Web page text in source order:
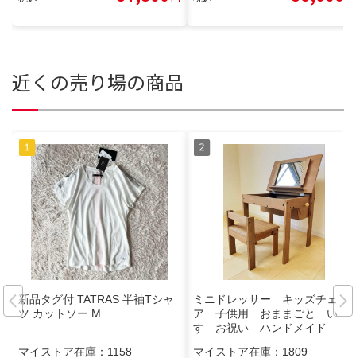
近くの売り場の商品
新品タグ付 TATRAS 半袖Tシャ
ツ カットソー M
マイストア在庫： 1158
ミニドレッサー キッズチェ
ア 子供用 おままごと い
す お祝い ハンドメイド
マイストア在庫： 1809